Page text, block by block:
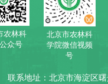
农林科
众号
北京市农林科
学院微信视频
号
联系地址：北京市海淀区